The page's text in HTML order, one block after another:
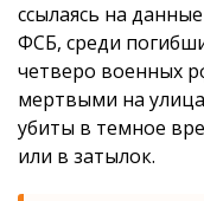
ссылаясь на
ФСБ, среди
четверо военных
мертвыми на
убиты в темное
или в затылок.